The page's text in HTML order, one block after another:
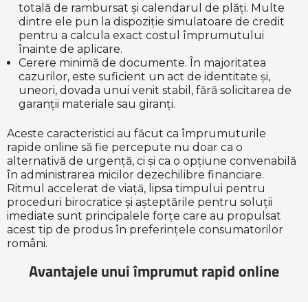
totală de rambursat și calendarul de plăți. Multe
dintre ele pun la dispoziție simulatoare de credit
pentru a calcula exact costul împrumutului
înainte de aplicare.
Cerere minimă de documente. În majoritatea
cazurilor, este suficient un act de identitate și,
uneori, dovada unui venit stabil, fără solicitarea de
garanții materiale sau giranți.
Aceste caracteristici au făcut ca împrumuturile
rapide online să fie percepute nu doar ca o
alternativă de urgență, ci și ca o opțiune convenabilă
în administrarea micilor dezechilibre financiare.
Ritmul accelerat de viață, lipsa timpului pentru
proceduri birocratice și așteptările pentru soluții
imediate sunt principalele forțe care au propulsat
acest tip de produs în preferințele consumatorilor
români.
Avantajele unui împrumut rapid online